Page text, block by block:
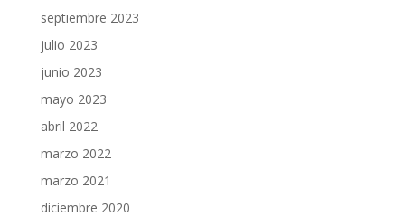
septiembre 2023
julio 2023
junio 2023
mayo 2023
abril 2022
marzo 2022
marzo 2021
diciembre 2020